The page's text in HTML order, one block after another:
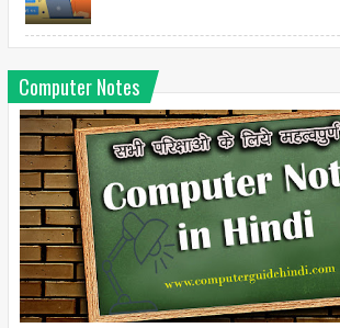
Computer Notes